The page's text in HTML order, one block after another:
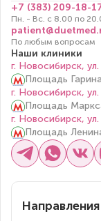
+7 (383) 209-18-
Пн. - Вс. с 8.00 по
По любым вопросам
Наши клиники
г. Новосибирск,
Площадь
г. Новосибирск,
Площадь
г. Новосибирск,
Площадь
Направления